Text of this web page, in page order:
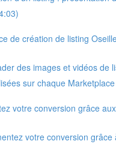
de création de listing
des images et vidéos de
sur chaque
votre conversion grâce
votre conversion grâce